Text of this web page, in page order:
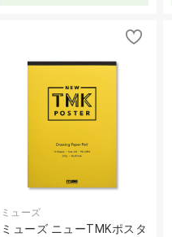
ミューズ
ミューズ ニューTMKポスタ